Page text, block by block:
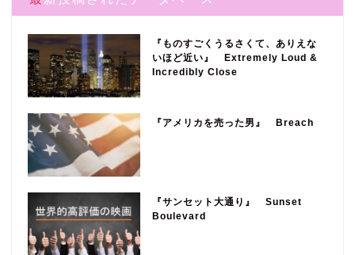
『ものすごくうるさくて、ありえな
いほど近い』 Extremely Loud &
Incredibly Close
『アメリカを売った男』 Breach
『サンセット大通り』 Sunset
Boulevard